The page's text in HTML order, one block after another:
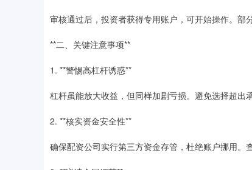
审核通过后，投资者获得专用账户，可开始操作。部
**二、关键注意事项**
1. **警惕高杠杆诱惑**
杠杆虽能放大收益，但同样加剧亏损。避免选择超出
2. **核实资金安全性**
确保配资公司实行第三方资金存管，杜绝账户挪用。